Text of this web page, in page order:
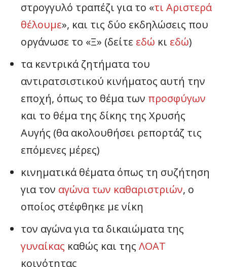
στρογγυλό τραπέζι για το «τι Αριστερά
θέλουμε», και τις δύο εκδηλώσεις που
οργάνωσε το «Ξ» (δείτε εδώ κι εδώ)
τα κεντρικά ζητήματα του
αντιρατσιστικού κινήματος αυτή την
εποχή, όπως το θέμα των προσφύγων
και το θέμα της δίκης της Χρυσής
Αυγής (θα ακολουθήσει ρεπορτάζ τις
επόμενες μέρες)
κινηματικά θέματα όπως τη συζήτηση
για τον αγώνα των καθαριστριών, ο
οποίος στέφθηκε με νίκη
τον αγώνα για τα δικαιώματα της
γυναίκας καθώς και της ΛΟΑΤ
κοινότητας